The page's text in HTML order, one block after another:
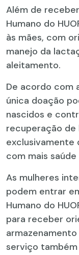
Além de
Humano do
às mães, com
manejo da
aleitamento.
De acordo com
única doação
nascidos e
recuperação
exclusivamente
com mais
As mulheres
podem entrar
Humano do
para receber
serviço